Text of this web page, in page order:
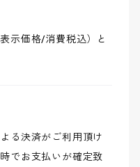
示価格/消費税込）と
る決済がご利用頂け
でお支払いが確定致